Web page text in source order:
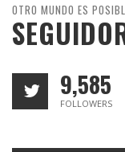
OTRO MUNDO ES
9,585
FOLLOWERS